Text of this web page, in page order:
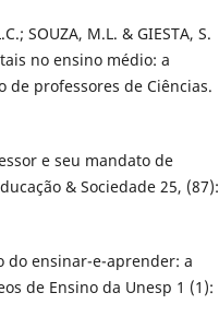
SOUZA, M.L. & GIESTA, S.
no ensino médio: a
de professores de Ciências.
e seu mandato de
& Sociedade 25, (87):
do ensinar-e-aprender: a
de Ensino da Unesp 1 (1):